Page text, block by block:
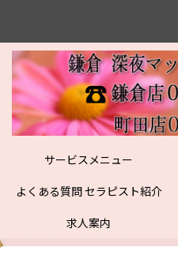
サービスメニュー
よくある質問 セラピスト紹介
求人案内